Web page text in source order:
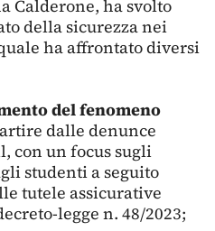
Calderone, ha svolto
della sicurezza nei
ha affrontato diversi
del fenomeno
dalle denunce
con un focus sugli
studenti a seguito
tutele assicurative
legge n. 48/2023;